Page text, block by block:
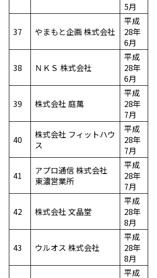
5月
37 やまもと企画 株式会社
平成
28年
6月
38 ＮＫＳ 株式会社
平成
28年
6月
39 株式会社 庭萬
平成
28年
7月
40
株式会社 フィットハウ
ス
平成
28年
7月
41
アプロ通信 株式会社
東濃営業所
平成
28年
7月
42 株式会社 文晶堂
平成
28年
8月
43 ウルオス 株式会社
平成
28年
8月
平成